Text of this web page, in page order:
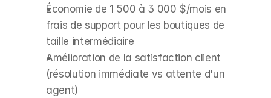
Économie de 1 500 à 3 000 $/mois en
frais de support pour les boutiques de
taille intermédiaire
Amélioration de la satisfaction client
(résolution immédiate vs attente d'un
agent)